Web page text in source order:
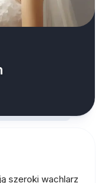
szeroki wachlarz